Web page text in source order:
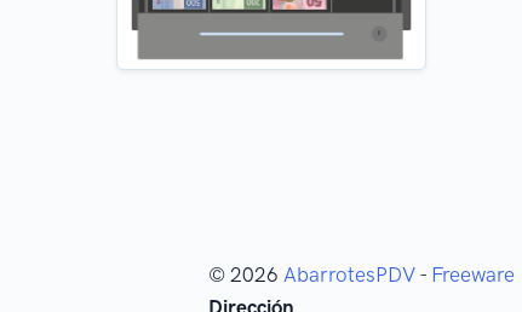
© 2026 AbarrotesPDV - Freeware
Dirección